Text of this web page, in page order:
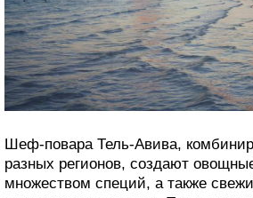
5. Тель-Авив, Израиль:
европейских,
средиземноморских и
вкусов